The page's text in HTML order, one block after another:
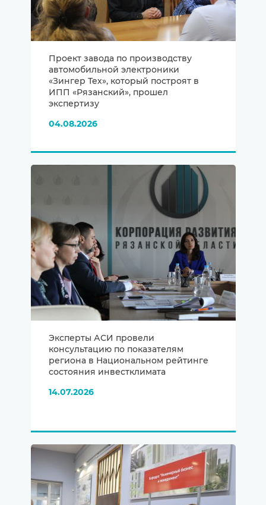
Проект завода по производству
автомобильной электроники
«Зингер Тех», который построят в
ИПП «Рязанский», прошел
экспертизу
04.08.2026
Эксперты АСИ провели
консультацию по показателям
региона в Национальном рейтинге
состояния инвестклимата
14.07.2026